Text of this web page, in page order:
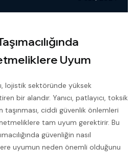
Uyum
lojistik sektöründe yüksek
bir alandır. Yanıcı, patlayıcı, toksik
ciddi güvenlik önlemleri
tam uyum gerektirir. Bu
güvenliğin nasıl
uyumun neden önemli olduğunu